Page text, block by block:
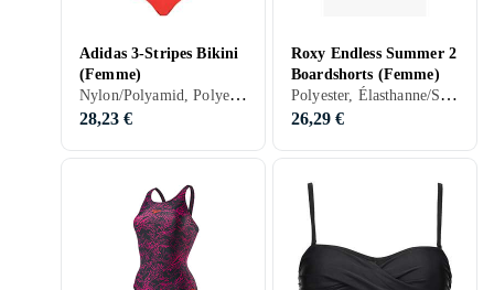
Adidas 3-Stripes Bikini
(Femme)
Nylon/Polyamid, Polyester, Élasthanne/Spandex/Lycra, 32, 34, 36, 38, 40, 42, 44, 46, 48, 50, 54, 52, 56, S, M, L, XL, XXL, XS, Noir, Blanc, Argent, Gris, Marron, Bleu, Rouge, Jaune, Orange, Vert, Beige, Rose, Violet, Bikini
28,23 €
Roxy Endless Summer 2
Boardshorts (Femme)
Polyester, Élasthanne/Spandex/Lycra, 34, 36, 38, 40, 42, 44, S, M, L, XL, XXL, XS, Noir, Blanc, Gris, Bleu, Rouge, Orange, Vert, Rose, Violet, Kaki, Short de bain
26,29 €